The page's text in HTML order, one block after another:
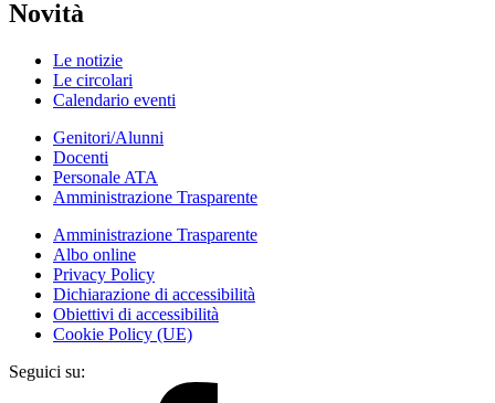
Novità
Le notizie
Le circolari
Calendario eventi
Genitori/Alunni
Docenti
Personale ATA
Amministrazione Trasparente
Amministrazione Trasparente
Albo online
Privacy Policy
Dichiarazione di accessibilità
Obiettivi di accessibilità
Cookie Policy (UE)
Seguici su: